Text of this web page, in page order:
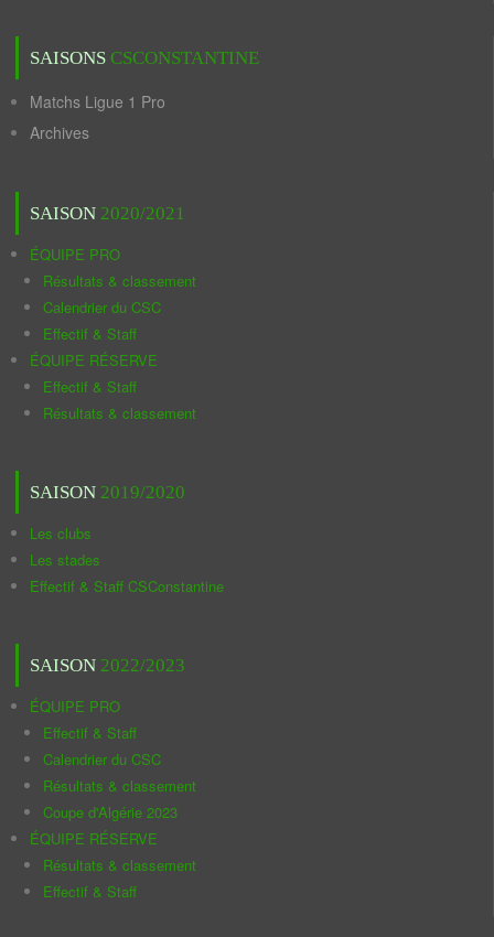
SAISONS CSCONSTANTINE
Matchs Ligue 1 Pro
Archives
SAISON 2020/2021
ÉQUIPE PRO
Résultats & classement
Calendrier du CSC
Effectif & Staff
ÉQUIPE RÉSERVE
Effectif & Staff
Résultats & classement
SAISON 2019/2020
Les clubs
Les stades
Effectif & Staff CSConstantine
SAISON 2022/2023
ÉQUIPE PRO
Effectif & Staff
Calendrier du CSC
Résultats & classement
Coupe d'Algérie 2023
ÉQUIPE RÉSERVE
Résultats & classement
Effectif & Staff